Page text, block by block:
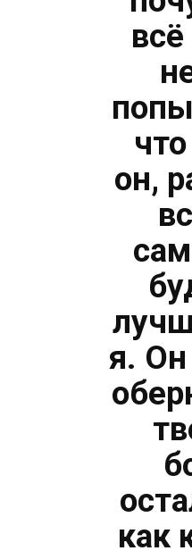
он,
я. Он
как